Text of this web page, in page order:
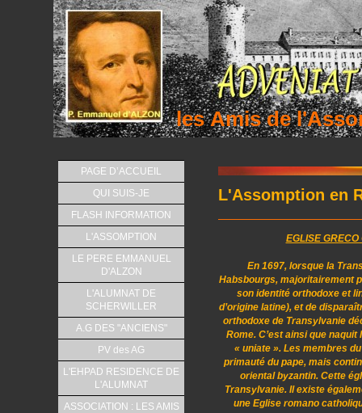
les Amis de
PAGE D’ACCUEIL
QUI SUIS-JE
FLASH INFORMATION
L'ASSOMPTION
LE PERE EMMANUEL
D'ALZON
L'ALUMNAT DE
SCHERWILLER
A.G DES "ANCIENS"
PV des AG
L'EHPAD RESIDENCE DE
L'ALUMNAT
ASSOCIATION : LES AMIS
L'Assomption en
EGLISE
En 1697, lorsque la
Habsbourgs, majoritairement
son identité orthodoxe et
d’origine latine), et de
orthodoxe de Transylvanie
Rome. C’est ainsi que
« uniate ». Les membres
primauté du pape, mais
oriental byzantin. Cette
Transylvanie. Il existe
une Eglise romano